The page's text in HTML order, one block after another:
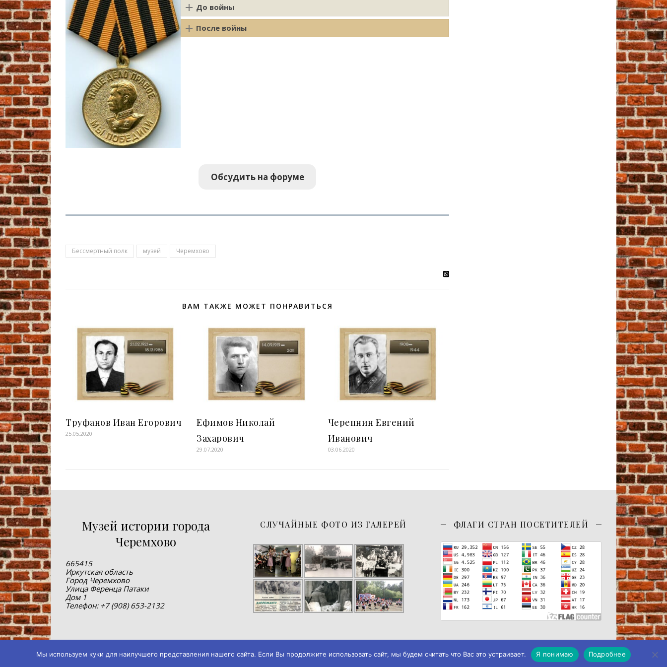
До войны
После войны
Обсудить на форуме
Бессмертный полк музей Черемхово
ВАМ ТАКЖЕ МОЖЕТ ПОНРАВИТЬСЯ
Труфанов Иван Егорович
25.05.2020
Ефимов Николай
Захарович
29.07.2020
Черепнин Евгений
Иванович
03.06.2020
Музей истории города
Черемхово
665415
Иркутская область
Город Черемхово
Улица Ференца Патаки
Дом 1
Телефон: +7 (908) 653-2132
СЛУЧАЙНЫЕ ФОТО ИЗ ГАЛЕРЕЙ ФЛАГИ СТРАН ПОСЕТИТЕЛЕЙ
© 2019-2026Музей истории города Черемхово◄► ✪Дизайн и разработка → А-Я Studio
Мы используем куки для наилучшего представления нашего сайта. Если Вы продолжите использовать сайт, мы будем считать что Вас это устраивает. Я понимаю Подробнее